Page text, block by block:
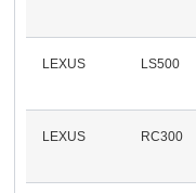
LEXUS LS500
LEXUS RC300